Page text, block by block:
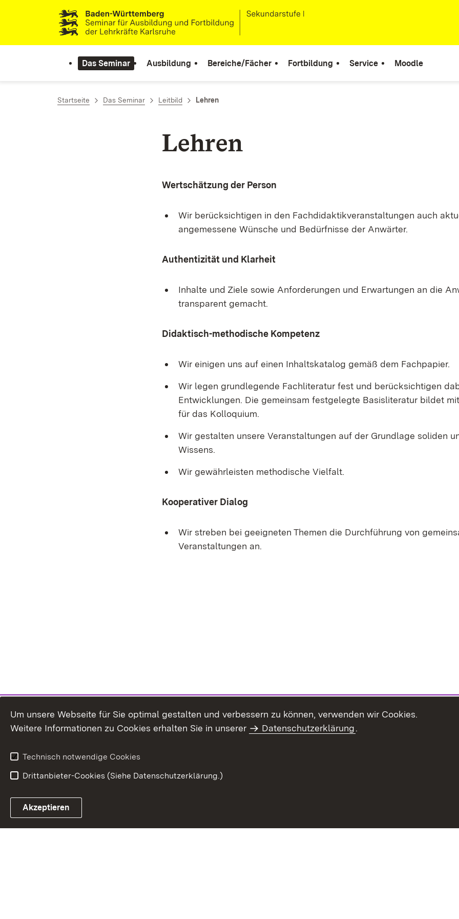
Zum Inhalt springen
Link zur Startseite
Das Seminar Ausbildung Bereiche/Fächer Fortbildung Service Moodle
Startseite Das Seminar Leitbild Lehren
Lehren
Wertschätzung der Person
Wir berücksichtigen in den Fachdidaktikveranstaltungen auch
angemessene Wünsche und Bedürfnisse der Anwärter.
Authentizität und Klarheit
Inhalte und Ziele sowie Anforderungen und Erwartungen an die
transparent gemacht.
Didaktisch-methodische Kompetenz
Wir einigen uns auf einen Inhaltskatalog gemäß dem Fachpapier.
Wir legen grundlegende Fachliteratur fest und berücksichtigen
Entwicklungen. Die gemeinsam festgelegte Basisliteratur bildet
für das Kolloquium.
Wir gestalten unsere Veranstaltungen auf der Grundlage soliden
Wissens.
Wir gewährleisten methodische Vielfalt.
Kooperativer Dialog
Wir streben bei geeigneten Themen die Durchführung von
Veranstaltungen an.
Um unsere Webseite für Sie optimal gestalten und verbessern zu können, verwenden wir Cookies.
Weitere Informationen zu Cookies erhalten Sie in unserer
Datenschutzerklärung.
Technisch notwendige Cookies
Drittanbieter-Cookies (Siehe Datenschutzerklärung.)
Akzeptieren